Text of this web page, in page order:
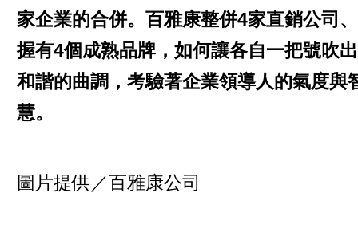
家企業的合併。百雅康整併4家直銷公司、
握有4個成熟品牌，如何讓各自一把號吹出
和諧的曲調，考驗著企業領導人的氣度與
慧。
圖片提供／百雅康公司